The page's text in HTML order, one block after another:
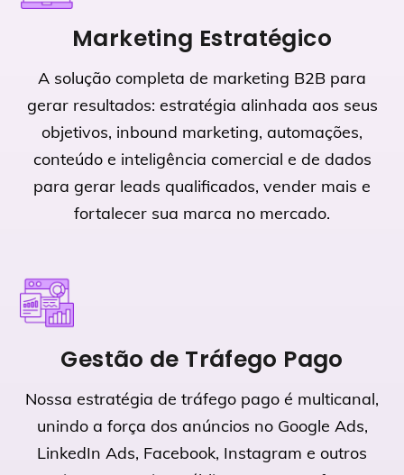
Marketing Estratégico
A solução completa de marketing B2B para
gerar resultados: estratégia alinhada aos seus
objetivos, inbound marketing, automações,
conteúdo e inteligência comercial e de dados
para gerar leads qualificados, vender mais e
fortalecer sua marca no mercado.
Gestão de Tráfego Pago
Nossa estratégia de tráfego pago é multicanal,
unindo a força dos anúncios no Google Ads,
LinkedIn Ads, Facebook, Instagram e outros